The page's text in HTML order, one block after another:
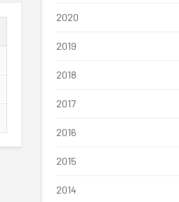
2020
2019
2018
2017
2016
2015
2014